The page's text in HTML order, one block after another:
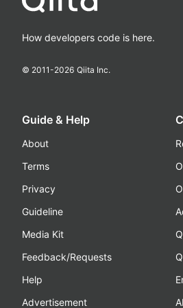
How developers code is here.
© 2011-2026 Qiita Inc.
Guide & Help
About
Terms
Privacy
Guideline
Media Kit
Feedback/Requests
Help
Advertisement